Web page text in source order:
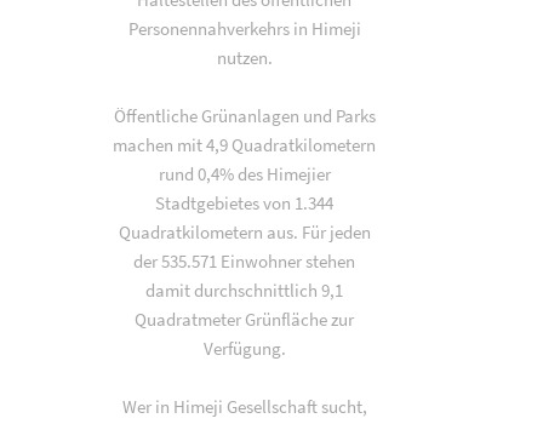
Personennahverkehrs in Himeji
nutzen.
Öffentliche Grünanlagen und Parks
machen mit 4,9 Quadratkilometern
rund 0,4% des Himejier
Stadtgebietes von 1.344
Quadratkilometern aus. Für jeden
der 535.571 Einwohner stehen
damit durchschnittlich 9,1
Quadratmeter Grünfläche zur
Verfügung.
Wer in Himeji Gesellschaft sucht,